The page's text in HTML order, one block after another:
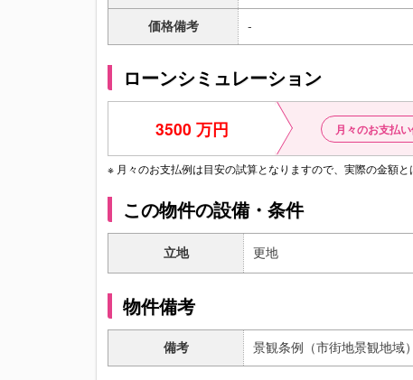
価格備考
-
ローンシミュレーション
3500 万円 月々のお支払
※ 月々のお支払例は目安の試算となりますので、実際の金額
この物件の設備・条件
立地 更地
物件備考
備考 景観条例（市街地景観地域）